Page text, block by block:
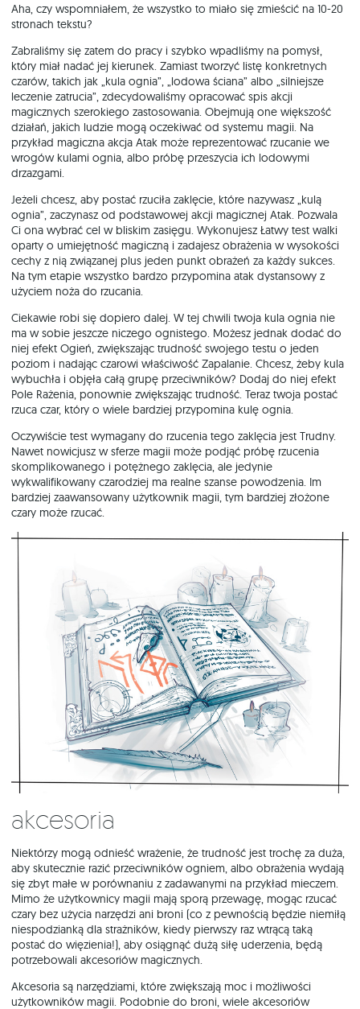
Aha, czy wspomniałem, że wszystko to miało się zmieścić na 10-20
stronach tekstu?
Zabraliśmy się zatem do pracy i szybko wpadliśmy na pomysł,
który miał nadać jej kierunek. Zamiast tworzyć listę konkretnych
czarów, takich jak „kula ognia”, „lodowa ściana” albo „silniejsze
leczenie zatrucia”, zdecydowaliśmy opracować spis akcji
magicznych szerokiego zastosowania. Obejmują one większość
działań, jakich ludzie mogą oczekiwać od systemu magii. Na
przykład magiczna akcja Atak może reprezentować rzucanie we
wrogów kulami ognia, albo próbę przeszycia ich lodowymi
drzazgami.
Jeżeli chcesz, aby postać rzuciła zaklęcie, które nazywasz „kulą
ognia”, zaczynasz od podstawowej akcji magicznej Atak. Pozwala
Ci ona wybrać cel w bliskim zasięgu. Wykonujesz Łatwy test walki
oparty o umiejętność magiczną i zadajesz obrażenia w wysokości
cechy z nią związanej plus jeden punkt obrażeń za każdy sukces.
Na tym etapie wszystko bardzo przypomina atak dystansowy z
użyciem noża do rzucania.
Ciekawie robi się dopiero dalej. W tej chwili twoja kula ognia nie
ma w sobie jeszcze niczego ognistego. Możesz jednak dodać do
niej efekt Ogień, zwiększając trudność swojego testu o jeden
poziom i nadając czarowi właściwość Zapalanie. Chcesz, żeby kula
wybuchła i objęła całą grupę przeciwników? Dodaj do niej efekt
Pole Rażenia, ponownie zwiększając trudność. Teraz twoja postać
rzuca czar, który o wiele bardziej przypomina kulę ognia.
Oczywiście test wymagany do rzucenia tego zaklęcia jest Trudny.
Nawet nowicjusz w sferze magii może podjąć próbę rzucenia
skomplikowanego i potężnego zaklęcia, ale jedynie
wykwalifikowany czarodziej ma realne szanse powodzenia. Im
bardziej zaawansowany użytkownik magii, tym bardziej złożone
czary może rzucać.
Akcesoria
Niektórzy mogą odnieść wrażenie, że trudność jest trochę za duża,
aby skutecznie razić przeciwników ogniem, albo obrażenia wydają
się zbyt małe w porównaniu z zadawanymi na przykład mieczem.
Mimo że użytkownicy magii mają sporą przewagę, mogąc rzucać
czary bez użycia narzędzi ani broni (co z pewnością będzie niemiłą
niespodzianką dla strażników, kiedy pierwszy raz wtrącą taką
postać do więzienia!), aby osiągnąć dużą siłę uderzenia, będą
potrzebowali akcesoriów magicznych.
Akcesoria są narzędziami, które zwiększają moc i możliwości
użytkowników magii. Podobnie do broni, wiele akcesoriów